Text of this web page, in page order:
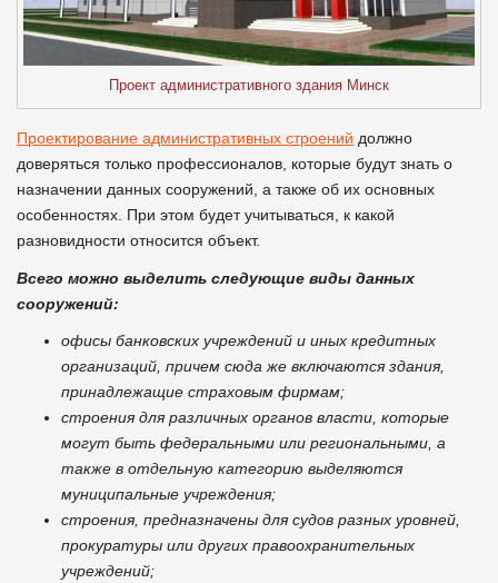
Проект административного здания Минск
Проектирование административных строений должно
доверяться только профессионалов, которые будут знать о
назначении данных сооружений, а также об их основных
особенностях. При этом будет учитываться, к какой
разновидности относится объект.
Всего можно выделить следующие виды данных
сооружений:
офисы банковских учреждений и иных кредитных
организаций, причем сюда же включаются здания,
принадлежащие страховым фирмам;
строения для различных органов власти, которые
могут быть федеральными или региональными, а
также в отдельную категорию выделяются
муниципальные учреждения;
строения, предназначены для судов разных уровней,
прокуратуры или других правоохранительных
учреждений;